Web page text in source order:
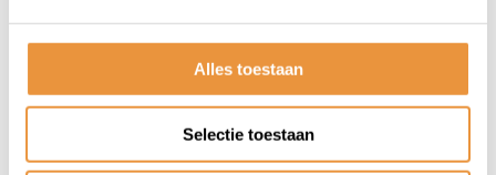
Alles toestaan
Selectie toestaan
Algemene voorwaarden Disclaimer
Privacy
Policy
Sitemap